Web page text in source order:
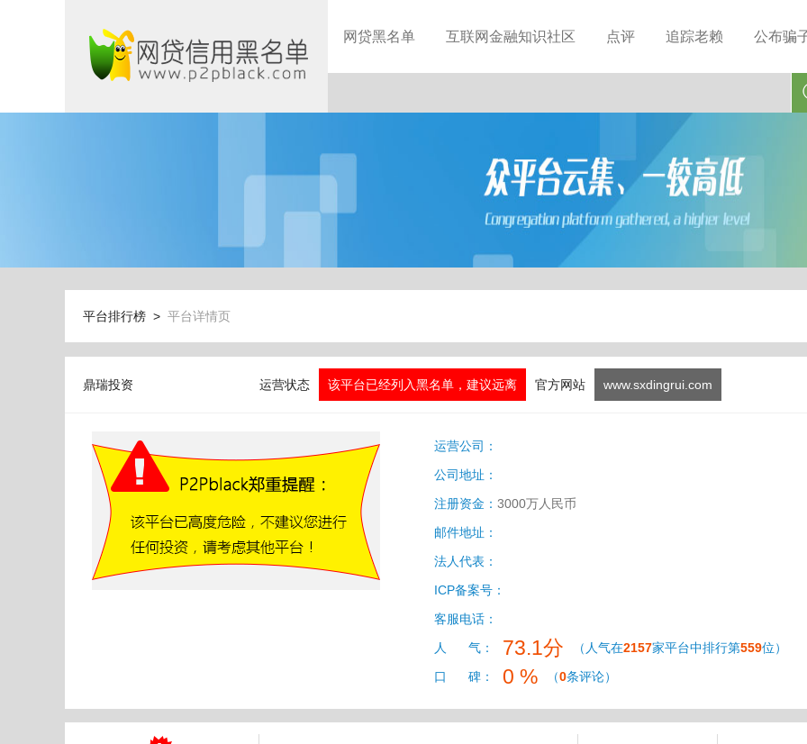
网贷黑名单 互联网金融知识社区 点评 追踪老赖 公布骗
平台排行榜 > 平台详情页
鼎瑞投资 运营状态 该平台已经列入黑名单，建议远离 官方网站 www.sxdingrui.com
运营公司：
公司地址：
注册资金： 3000万人民币
邮件地址：
法人代表：
ICP备案号：
客服电话：
人 气：
73.1分 （人气在2157家平台中排行第559位）
口 碑：
0 % （0条评论）